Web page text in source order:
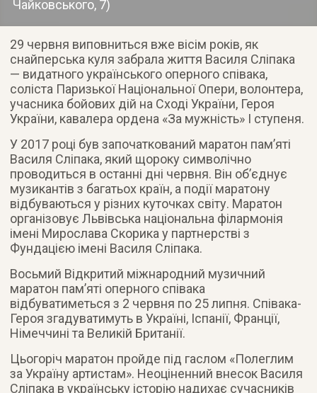
Чайковського, 7)
29 червня виповниться вже вісім років, як
снайперська куля забрала життя Василя Сліпака
— видатного українського оперного співака,
соліста Паризької Національної Опери, волонтера,
учасника бойових дій на Сході України, Героя
України, кавалера ордена «За мужність» І ступеня.
У 2017 році був започаткований маратон пам’яті
Василя Сліпака, який щороку символічно
проводиться в останні дні червня. Він об’єднує
музикантів з багатьох країн, а події маратону
відбуваються у різних куточках світу. Маратон
організовує Львівська національна філармонія
імені Мирослава Скорика у партнерстві з
Фундацією імені Василя Сліпака.
Восьмий Відкритий міжнародний музичний
маратон пам’яті оперного співака
відбуватиметься з 2 червня по 25 липня. Співака-
Героя згадуватимуть в Україні, Іспанії, Франції,
Німеччині та Великій Британії.
Цьогоріч маратон пройде під гаслом «Полеглим
за Україну артистам». Неоціненний внесок Василя
Сліпака в українську історію надихає сучасників